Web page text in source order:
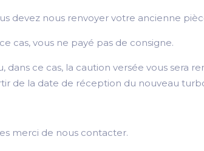
devez nous renvoyer votre ancienne
cas, vous ne payé pas de consigne.
ce cas, la caution versée vous sera
de la date de réception du nouveau
merci de nous contacter.